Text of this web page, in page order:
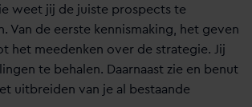
weet jij de juiste prospects te
Van de eerste kennismaking, het geven
het meedenken over de strategie. Jij
te behalen. Daarnaast zie en benut
uitbreiden van je al bestaande